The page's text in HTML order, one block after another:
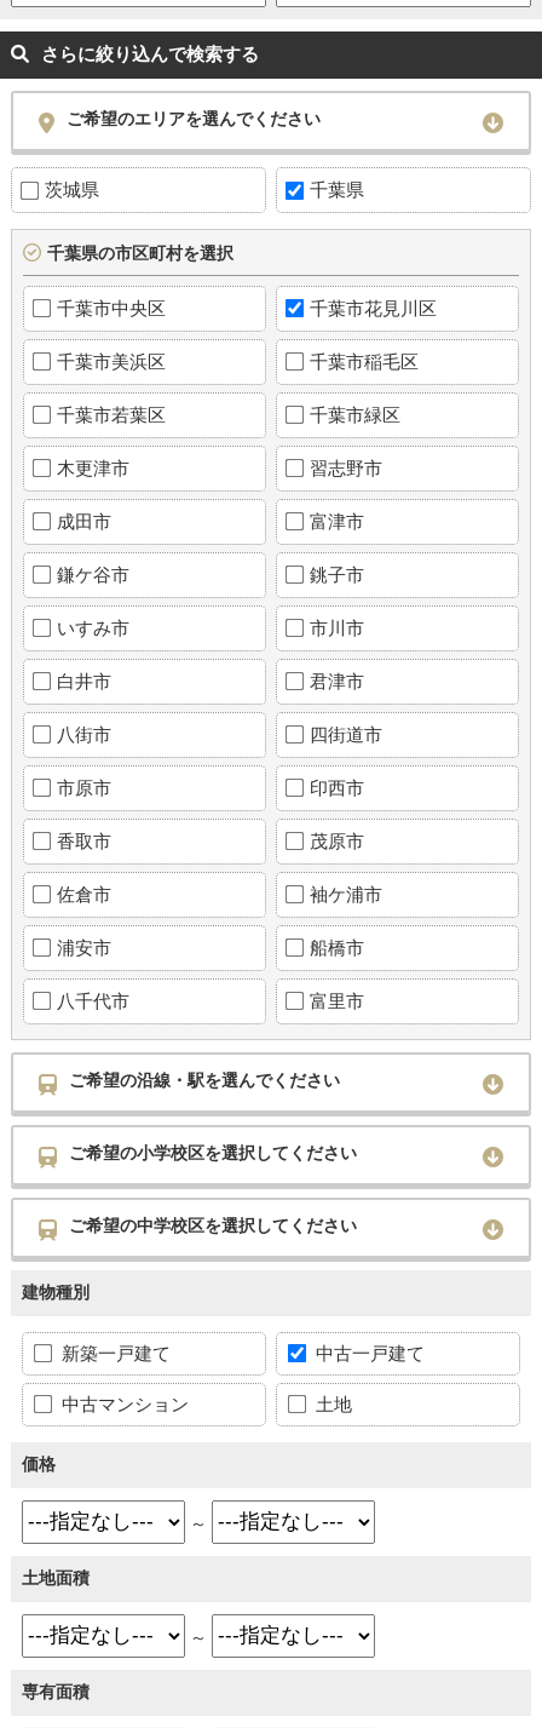
さらに絞り込んで検索する
ご希望のエリアを選んでください
茨城県 千葉県
千葉県の市区町村を選択
千葉市中央区 千葉市花見川区
千葉市美浜区 千葉市稲毛区
千葉市若葉区 千葉市緑区
木更津市 習志野市
成田市 富津市
鎌ケ谷市 銚子市
いすみ市 市川市
白井市 君津市
八街市 四街道市
市原市 印西市
香取市 茂原市
佐倉市 袖ケ浦市
浦安市 船橋市
八千代市 富里市
ご希望の沿線・駅を選んでください
ご希望の小学校区を選択してください
ご希望の中学校区を選択してください
建物種別
新築一戸建て 中古一戸建て
中古マンション 土地
価格
～
土地面積
～
専有面積